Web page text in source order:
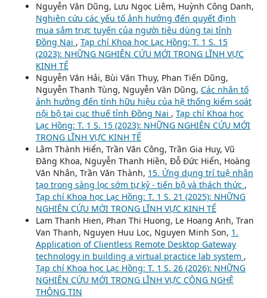
Nguyễn Văn Dũng, Lưu Ngọc Liêm, Huỳnh Công Danh,
Nghiên cứu các yếu tố ảnh hưởng đến quyết định
mua sắm trực tuyến của người tiêu dùng tại tỉnh
Đồng Nai , Tạp chí Khoa học Lạc Hồng: T. 1 S. 15
(2023): NHỮNG NGHIÊN CỨU MỚI TRONG LĨNH VỰC
KINH TẾ
Nguyễn Văn Hải, Bùi Văn Thụy, Phan Tiến Dũng,
Nguyễn Thanh Tùng, Nguyễn Văn Dũng, Các nhân tố
ảnh hưởng đến tính hữu hiệu của hệ thống kiểm soát
nội bộ tại cục thuế tỉnh Đồng Nai , Tạp chí Khoa học
Lạc Hồng: T. 1 S. 15 (2023): NHỮNG NGHIÊN CỨU MỚI
TRONG LĨNH VỰC KINH TẾ
Lâm Thành Hiển, Trần Văn Công, Trần Gia Huy, Vũ
Đăng Khoa, Nguyễn Thanh Hiền, Đỗ Đức Hiển, Hoàng
Văn Nhân, Trần Văn Thành, 15. Ứng dụng trí tuệ nhân
tạo trong sàng lọc sớm tự kỷ - tiến bộ và thách thức ,
Tạp chí Khoa học Lạc Hồng: T. 1 S. 21 (2025): NHỮNG
NGHIÊN CỨU MỚI TRONG LĨNH VỰC KINH TẾ
Lam Thanh Hien, Phan Thi Huong, Le Hoang Anh, Tran
Van Thanh, Nguyen Huu Loc, Nguyen Minh Son, 1.
Application of Clientless Remote Desktop Gateway
technology in building a virtual practice lab system ,
Tạp chí Khoa học Lạc Hồng: T. 1 S. 26 (2026): NHỮNG
NGHIÊN CỨU MỚI TRONG LĨNH VỰC CÔNG NGHỆ
THÔNG TIN